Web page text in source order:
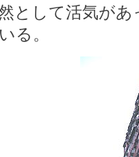
として活気が
る。